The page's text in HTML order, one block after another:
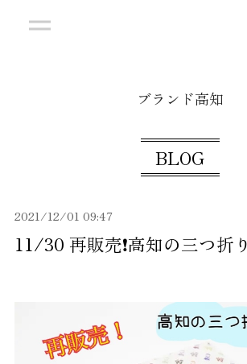
ブランド高知
BLOG
11/30 再販売❗️高知の三つ折
2021/12/01 09:47